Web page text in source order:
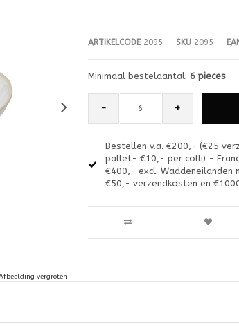
vergroten
ARTIKELCODE2095 SKU2095
Minimaal bestelaantal: 6 pieces
- +
Bestellen v.a. €200,- (€25
pallet- €10,- per colli) -
€400,- excl. Waddeneilanden
€50,- verzendkosten en